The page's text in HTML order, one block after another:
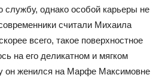
службу, однако особой карьеры не
считали Михаила
всего, такое поверхностное
на его деликатном и мягком
он женился на Марфе Максимовне